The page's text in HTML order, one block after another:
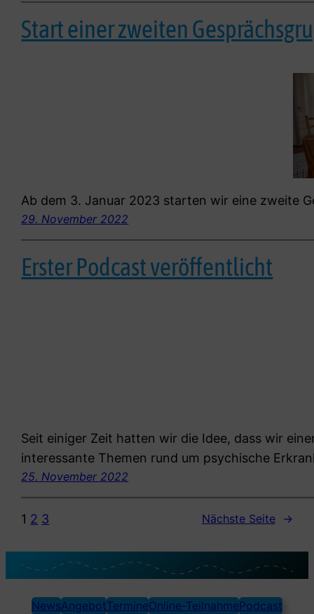
Start einer zweiten
Ab dem 3. Januar 2023 starten wir eine zweite
29. November 2022
Erster Podcast veröffentlicht
Seit einiger Zeit hatten wir die Idee, dass wir
interessante Themen rund um psychische
25. November 2022
1 2 3 Nächste Seite →
NewsAngebotTermineOnline-TeilnahmePodcast